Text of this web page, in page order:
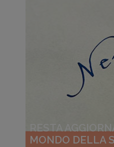
RESTA
MONDO DELLA